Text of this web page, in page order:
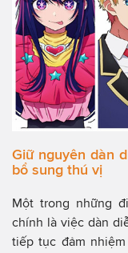
Giữ nguyên dàn
bổ sung thú vị
Một trong những
chính là việc dàn
tiếp tục đảm